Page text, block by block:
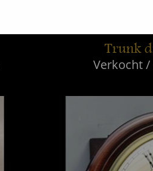
Trunk
Verkocht